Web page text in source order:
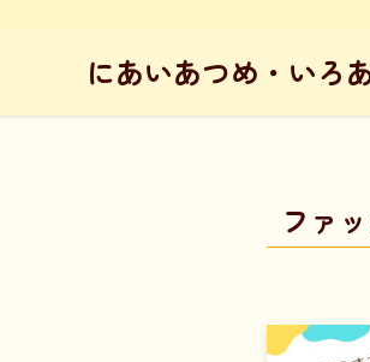
にあいあつめ・いろ
ファ